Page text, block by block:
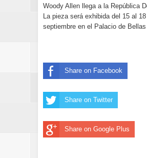
Woody Allen llega a la República
La pieza será exhibida del 15 al
septiembre en el Palacio de
Share on Facebook
Share on Twitter
Share on Google Plus